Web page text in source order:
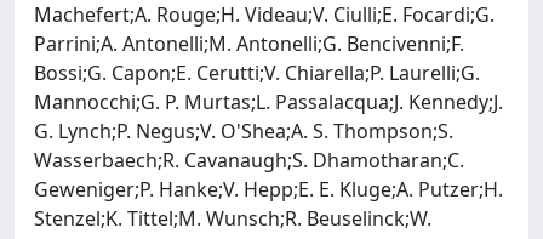
Machefert;A. Rouge;H. Videau;V. Ciulli;E. Focardi;G.
Parrini;A. Antonelli;M. Antonelli;G. Bencivenni;F.
Bossi;G. Capon;E. Cerutti;V. Chiarella;P. Laurelli;G.
Mannocchi;G. P. Murtas;L. Passalacqua;J. Kennedy;J.
G. Lynch;P. Negus;V. O'Shea;A. S. Thompson;S.
Wasserbaech;R. Cavanaugh;S. Dhamotharan;C.
Geweniger;P. Hanke;V. Hepp;E. E. Kluge;A. Putzer;H.
Stenzel;K. Tittel;M. Wunsch;R. Beuselinck;W.